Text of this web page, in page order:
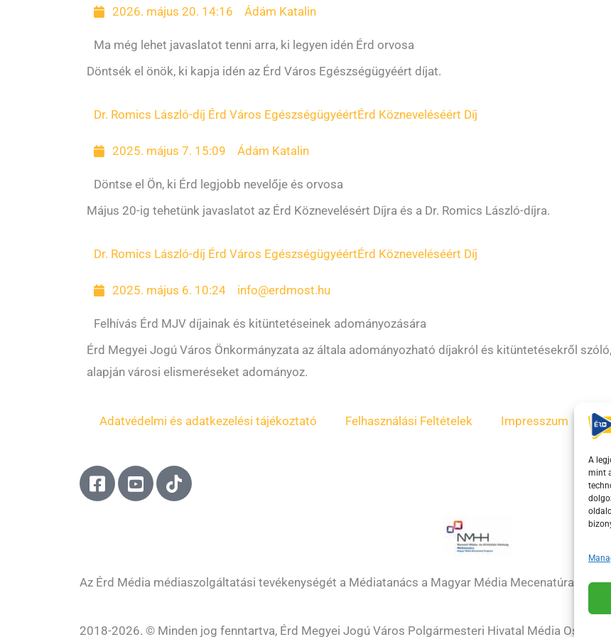
A
mint
2026. május 20. 14:16 Ádám Katalin
Ma még lehet javaslatot tenni arra, ki legyen idén Érd orvosa
Döntsék el önök, ki kapja idén az Érd Város Egészségügyéért díjat.
Dr. Romics László-díj Érd Város EgészségügyéértÉrd Közneveléséért Díj
2025. május 7. 15:09 Ádám Katalin
Döntse el Ön, ki Érd legjobb nevelője és orvosa
Május 20-ig tehetünk javaslatot az Érd Köznevelésért Díjra és a Dr. Romics László-díjra.
Dr. Romics László-díj Érd Város EgészségügyéértÉrd Közneveléséért Díj
2025. május 6. 10:24 info@erdmost.hu
Felhívás Érd MJV díjainak és kitüntetéseinek adományozására
Érd Megyei Jogú Város Önkormányzata az általa adományozható díjakról és kitüntetésekről
alapján városi elismeréseket adományoz.
Adatvédelmi és adatkezelési tájékoztató Felhasználási Feltételek Impresszum
F
a
o
Y
o
e
T
i
Az Érd Média médiaszolgáltatási tevékenységét a Médiatanács a Magyar Média Mecenatúra
2018-2026. © Minden jog fenntartva, Érd Megyei Jogú Város Polgármesteri Hivatal Média Osztálya